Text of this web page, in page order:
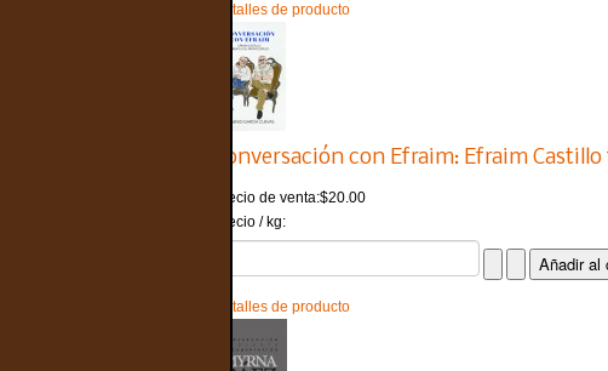
Detalles de producto
Conversación con Efraim: Efraim
Precio de venta:$20.00
Precio / kg:
Detalles de producto